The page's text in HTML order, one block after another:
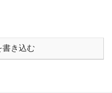
書き込む